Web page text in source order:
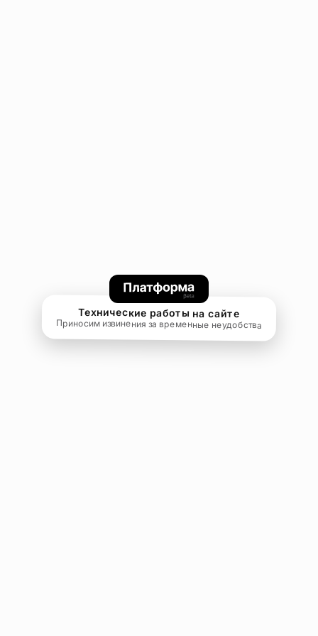
Технические работы на сайте
Приносим извинения за временные неудобства